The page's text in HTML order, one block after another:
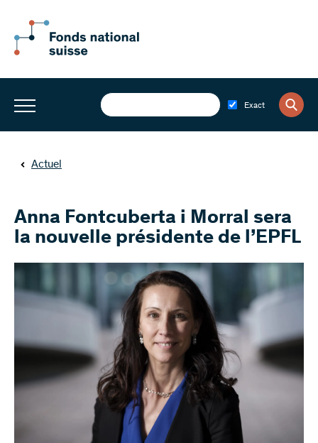
Exact
Actuel
Anna Fontcuberta i Morral sera
la nouvelle présidente de l’EPFL